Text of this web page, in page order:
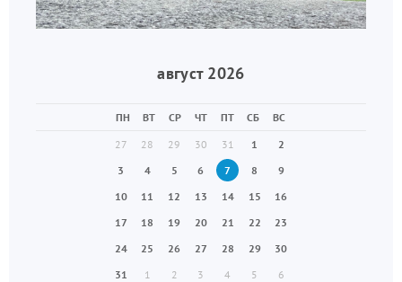
август 2026
ПН ВТ СР ЧТ ПТ СБ
ВС
27
28 29 30 31 1
2
3
4 5 6 7 8
9
10
11 12 13 14 15
16
17
18 19 20 21 22
23
24
25 26 27 28 29
30
31
1 2 3 4 5 6